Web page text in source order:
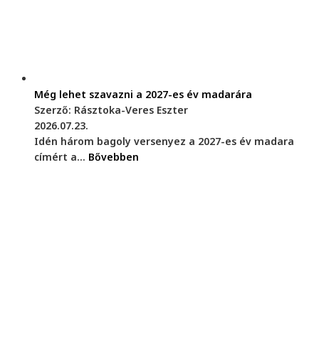
Még lehet szavazni a 2027-es év madarára
Szerző: Rásztoka-Veres Eszter
2026.07.23.
Idén három bagoly versenyez a 2027-es év madara
címért a... Bővebben